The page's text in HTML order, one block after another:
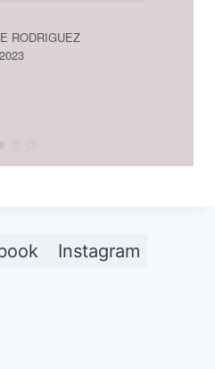
RODRIGUEZ
Instagram